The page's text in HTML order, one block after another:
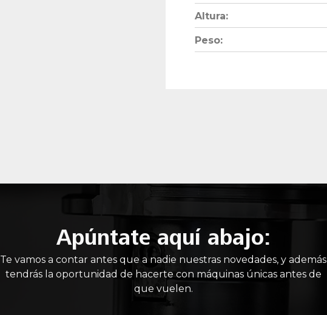
Altura:
Peso:
Apúntate aquí abajo:
Te vamos a contar antes que a nadie nuestras novedades, y además
tendrás la oportunidad de hacerte con máquinas únicas antes de
que vuelen.